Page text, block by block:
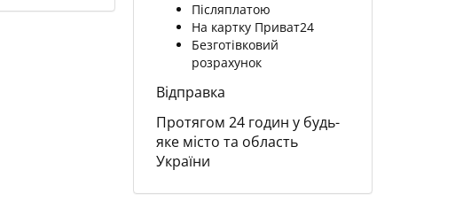
Післяплатою
На картку Приват24
Безготівковий
розрахунок
Відправка
Протягом 24 годин у будь-
яке місто та область
України